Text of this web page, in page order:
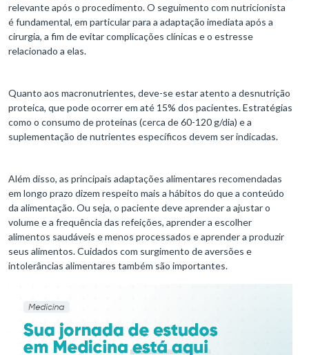
relevante após o procedimento. O seguimento com nutricionista
é fundamental, em particular para a adaptação imediata após a
cirurgia, a fim de evitar complicações clínicas e o estresse
relacionado a elas.
Quanto aos macronutrientes, deve-se estar atento a desnutrição
proteica, que pode ocorrer em até 15% dos pacientes. Estratégias
como o consumo de proteínas (cerca de 60-120 g/dia) e a
suplementação de nutrientes específicos devem ser indicadas.
Além disso, as principais adaptações alimentares recomendadas
em longo prazo dizem respeito mais a hábitos do que a conteúdo
da alimentação. Ou seja, o paciente deve aprender a ajustar o
volume e a frequência das refeições, aprender a escolher
alimentos saudáveis e menos processados e aprender a produzir
seus alimentos. Cuidados com surgimento de aversões e
intolerâncias alimentares também são importantes.